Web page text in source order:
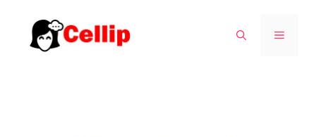
turinio
MENIU